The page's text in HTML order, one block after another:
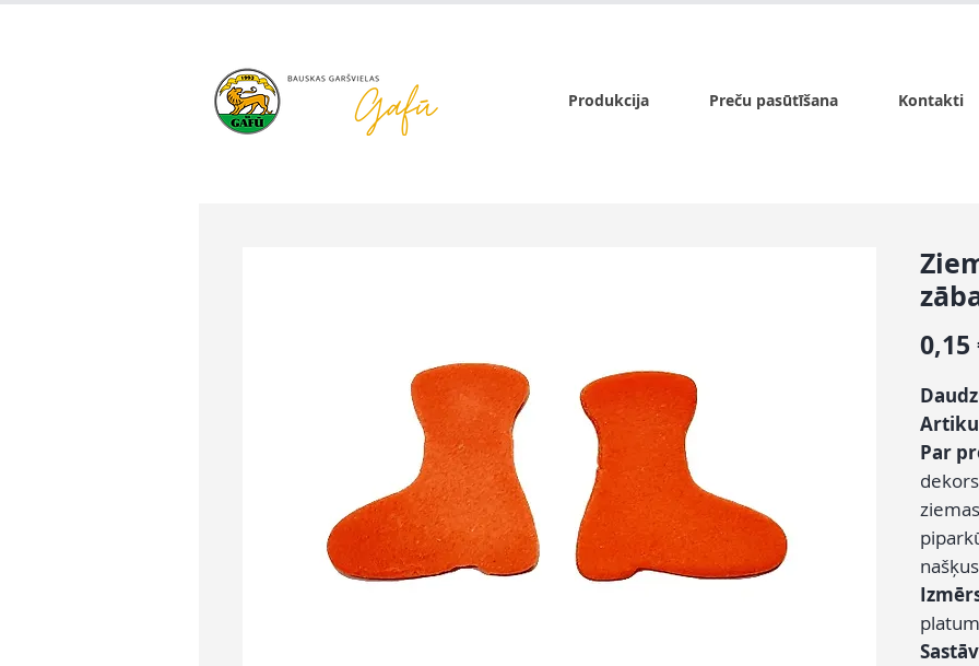
Produkcija Preču pasūtīšana Kontakti
0,15
Par